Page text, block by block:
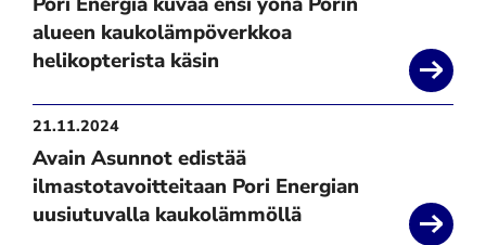
alueen kaukolämpöverkkoa
helikopterista käsin
Avain Asunnot edistää
ilmastotavoitteitaan Pori Energian
uusiutuvalla kaukolämmöllä
21.11.2024